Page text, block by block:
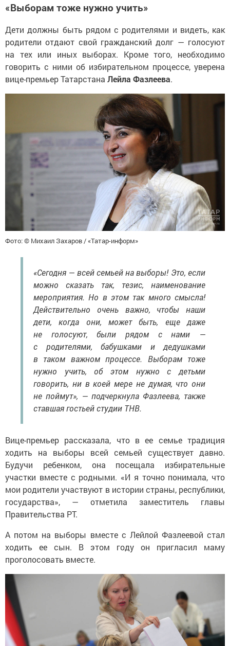
«Выборам тоже нужно учить»
Дети должны быть рядом с родителями и видеть, как
родители отдают свой гражданский долг — голосуют
на тех или иных выборах. Кроме того, необходимо
говорить с ними об избирательном процессе, уверена
вице-премьер Татарстана Лейла Фазлеева.
Фото: © Михаил Захаров / «Татар-информ»
«Сегодня — всей семьей на выборы! Это, если
можно сказать так, тезис, наименование
мероприятия. Но в этом так много смысла!
Действительно очень важно, чтобы наши
дети, когда они, может быть, еще даже
не голосуют, были рядом с нами —
с родителями, бабушками и дедушками
в таком важном процессе. Выборам тоже
нужно учить, об этом нужно с детьми
говорить, ни в коей мере не думая, что они
не поймут», — подчеркнула Фазлеева, также
ставшая гостьей студии ТНВ.
Вице-премьер рассказала, что в ее семье традиция
ходить на выборы всей семьей существует давно.
Будучи ребенком, она посещала избирательные
участки вместе с родными. «И я точно понимала, что
мои родители участвуют в истории страны, республики,
государства», — отметила заместитель главы
Правительства РТ.
А потом на выборы вместе с Лейлой Фазлеевой стал
ходить ее сын. В этом году он пригласил маму
проголосовать вместе.